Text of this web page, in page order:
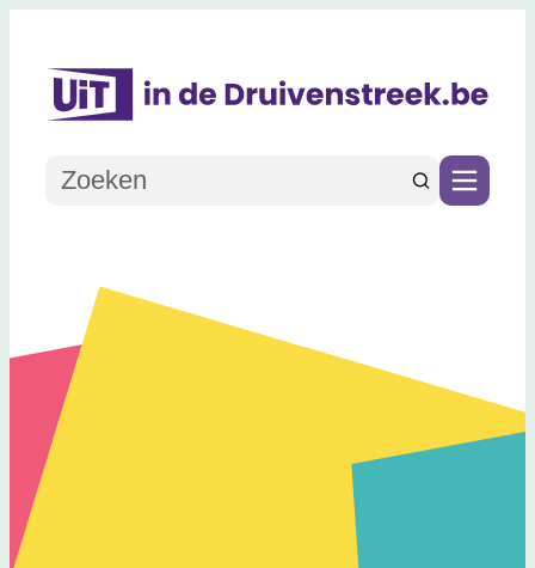
UiT in de Druivenstreek
Waarmee kunnen we jou helpen?
ZoekenMenu